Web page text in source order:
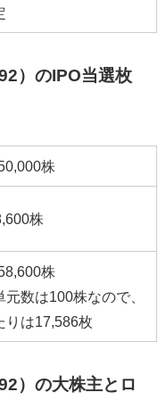
）のIPO当選枚
株
株
株
数は100株なので、
りは17,586枚
）の大株主とロ